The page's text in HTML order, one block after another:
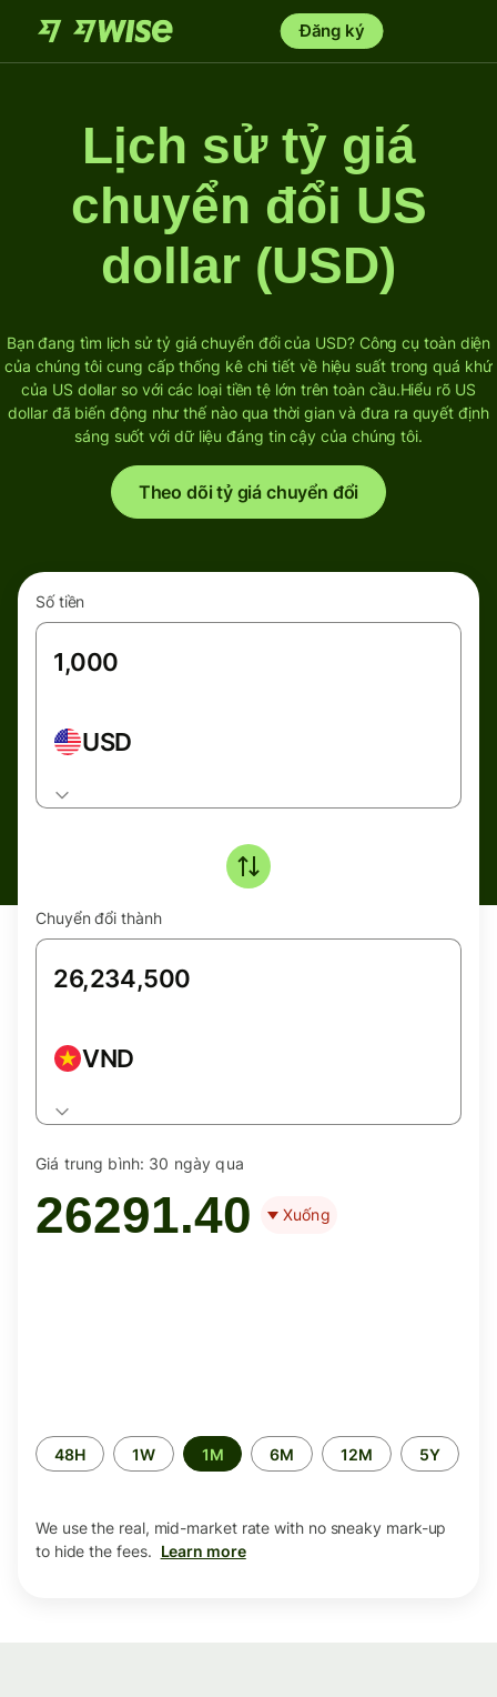
Đăng ký
Lịch sử tỷ giá
chuyển đổi US
dollar (USD)
Bạn đang tìm lịch sử tỷ giá chuyển đổi của USD? Công cụ toàn diện
của chúng tôi cung cấp thống kê chi tiết về hiệu suất trong quá khứ
của US dollar so với các loại tiền tệ lớn trên toàn cầu.Hiểu rõ US
dollar đã biến động như thế nào qua thời gian và đưa ra quyết định
sáng suốt với dữ liệu đáng tin cậy của chúng tôi.
Theo dõi tỷ giá chuyển đổi
Số tiền
USD
Chuyển đổi thành
VND
Giá trung bình: 30 ngày qua
26291.40 Xuống
Time
period
48H 1W 1M 6M 12M 5Y
We use the real, mid-market rate with no sneaky mark-up
to hide the fees. Learn more